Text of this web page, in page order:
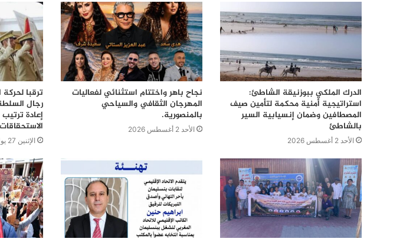
الدرك الملكي ببوزنيقة الشاطئ:
استراتيجية أمنية محكمة لتأمين صيف
المصطافين وضمان إنسيابية السير
بالشاطئ
الأحد 2 أغسطس 2026
نجاح باهر واختتام استثنائي لفعاليات
المهرجان الثقافي والسياحي
بالمنصورية.
الأحد 2 أغسطس 2026
ترقبا
رجال
إعادة
الإثنين 27 يوليو 2026